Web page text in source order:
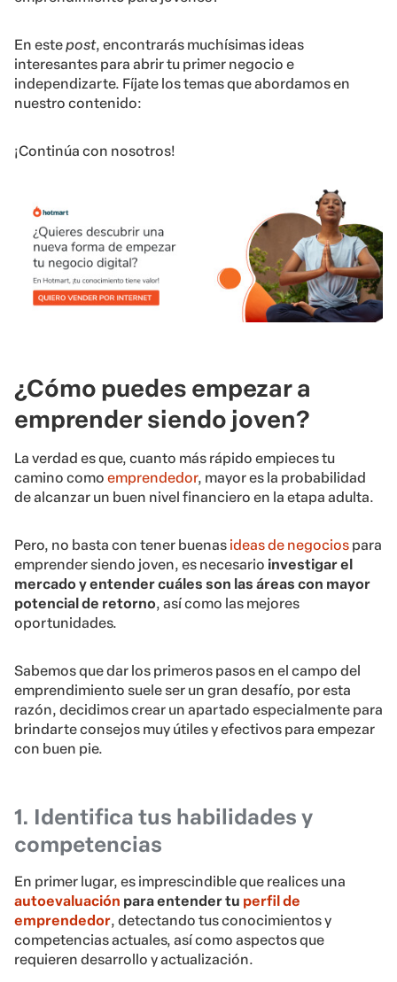
En estepost, encontrarás muchísimas ideas
interesantes para abrir tu primer negocio e
independizarte. Fíjate los temas que abordamos en
nuestro contenido:
¡Continúa con nosotros!
¿Cómo puedes empezar a
emprender siendo joven?
La verdad es que, cuanto más rápido empieces tu
camino como emprendedor, mayor es la probabilidad
de alcanzar un buen nivel financiero en la etapa adulta.
Pero, no basta con tener buenas ideas de negocios para
emprender siendo joven, es necesario investigar el
mercado y entender cuáles son las áreas con mayor
potencial de retorno, así como las mejores
oportunidades.
Sabemos que dar los primeros pasos en el campo del
emprendimiento suele ser un gran desafío, por esta
razón, decidimos crear un apartado especialmente para
brindarte consejos muy útiles y efectivos para empezar
con buen pie.
1. Identifica tus habilidades y
competencias
En primer lugar, es imprescindible que realices una
autoevaluación para entender tu perfil de
emprendedor, detectando tus conocimientos y
competencias actuales, así como aspectos que
requieren desarrollo y actualización.